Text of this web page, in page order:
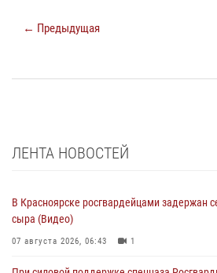
← Предыдущая
ЛЕНТА НОВОСТЕЙ
В Красноярске росгвардейцами задержан
сыра (Видео)
07 августа 2026, 06:43 1